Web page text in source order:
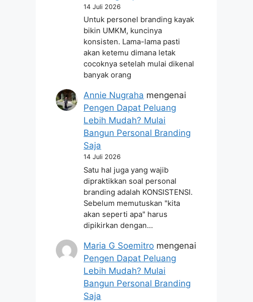
14 Juli 2026
Untuk personel branding kayak
bikin UMKM, kuncinya
konsisten. Lama-lama pasti
akan ketemu dimana letak
cocoknya setelah mulai dikenal
banyak orang
Annie Nugraha mengenai
Pengen Dapat Peluang
Lebih Mudah? Mulai
Bangun Personal Branding
Saja
14 Juli 2026
Satu hal juga yang wajib
dipraktikkan soal personal
branding adalah KONSISTENSI.
Sebelum memutuskan "kita
akan seperti apa" harus
dipikirkan dengan…
Maria G Soemitro mengenai
Pengen Dapat Peluang
Lebih Mudah? Mulai
Bangun Personal Branding
Saja